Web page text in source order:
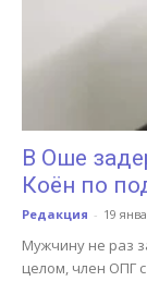
В Оше
Коён по
Редакция - 19
Мужчину не раз
целом, член ОПГ